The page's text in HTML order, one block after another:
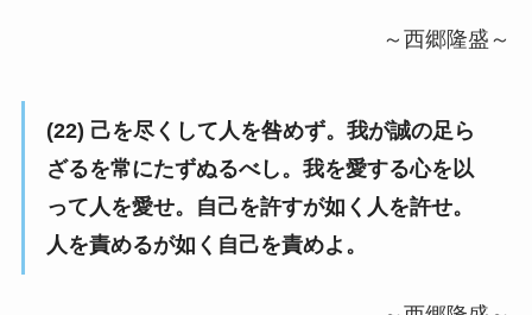
～西郷隆盛～
(22) 己を尽くして人を咎めず。我が誠の足ら
ざるを常にたずぬるべし。我を愛する心を以
って人を愛せ。自己を許すが如く人を許せ。
人を責めるが如く自己を責めよ。